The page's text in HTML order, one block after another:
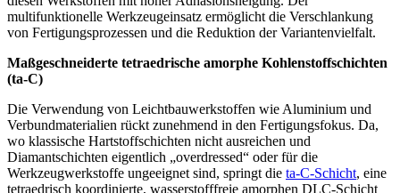
multifunktionelle Werkzeugeinsatz ermöglicht die Verschlankung
von Fertigungsprozessen und die Reduktion der Variantenvielfalt.
Maßgeschneiderte tetraedrische amorphe Kohlenstoffschichten
(ta-C)
Die Verwendung von Leichtbauwerkstoffen wie Aluminium und
Verbundmaterialien rückt zunehmend in den Fertigungsfokus. Da,
wo klassische Hartstoffschichten nicht ausreichen und
Diamantschichten eigentlich „overdressed“ oder für die
Werkzeugwerkstoffe ungeeignet sind, springt die ta-C-Schicht, eine
tetraedrisch koordinierte, wasserstofffreie amorphen DLC-Schicht